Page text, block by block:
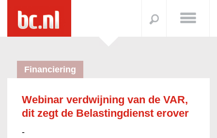
Financiering
Webinar verdwijning van de VAR,
dit zegt de Belastingdienst erover
-